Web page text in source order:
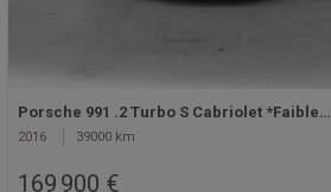
Porsche 991 .2 Turbo S Cabriolet *Faible…
2016 39000 km
169 900 €